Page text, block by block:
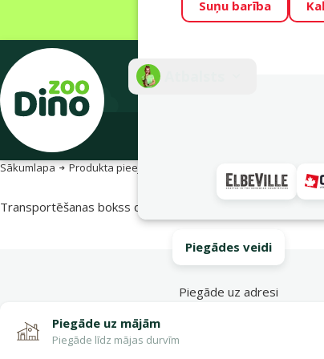
Visu
Suņu barība
Sākumlapa Produkta pieejamība
Transportēšanas bokss dzīvniekiem – Savic, Andes 7, dark
Piegādes veidi
Piegāde uz adresi
Piegāde uz mājām
Piegāde līdz mājas durvīm